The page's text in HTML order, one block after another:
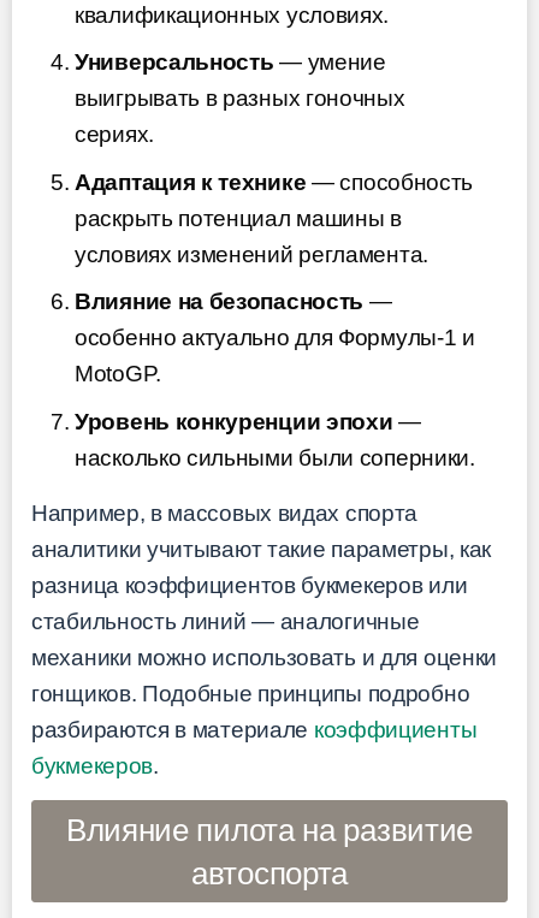
квалификационных условиях.
Универсальность — умение
выигрывать в разных гоночных
сериях.
Адаптация к технике — способность
раскрыть потенциал машины в
условиях изменений регламента.
Влияние на безопасность —
особенно актуально для Формулы-1 и
MotoGP.
Уровень конкуренции эпохи —
насколько сильными были соперники.
Например, в массовых видах спорта
аналитики учитывают такие параметры, как
разница коэффициентов букмекеров или
стабильность линий — аналогичные
механики можно использовать и для оценки
гонщиков. Подобные принципы подробно
разбираются в материале коэффициенты
букмекеров.
Влияние пилота на развитие
автоспорта